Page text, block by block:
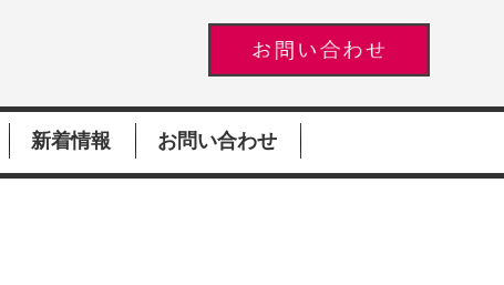
新着情報 お問い合わせ